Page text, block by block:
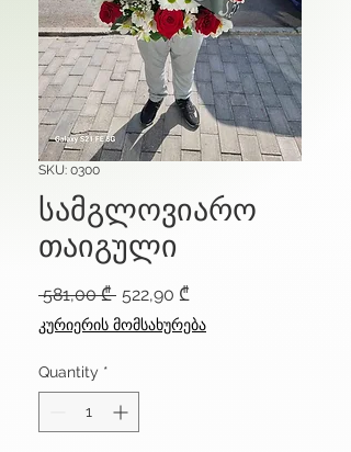
SKU: 0300
სამგლოვიარო
თაიგული
581,00 ₾ Regular
Price
522,90 ₾
Price
კურიერის მომსახურება
Quantity *